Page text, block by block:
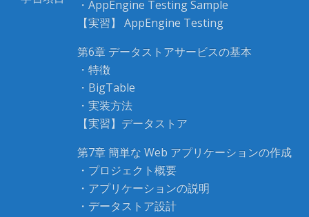
・AppEngine Testing Sample
【実習】 AppEngine Testing
第6章 データストアサービスの基本
・特徴
・BigTable
・実装方法
【実習】データストア
第7章 簡単な Web アプリケーションの作成
・プロジェクト概要
・アプリケーションの説明
・データストア設計